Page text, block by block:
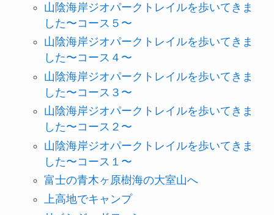
山陰海岸ジオパークトレイルを歩いてきま
した〜コース５〜
山陰海岸ジオパークトレイルを歩いてきま
した〜コース４〜
山陰海岸ジオパークトレイルを歩いてきま
した〜コース３〜
山陰海岸ジオパークトレイルを歩いてきま
した〜コース２〜
山陰海岸ジオパークトレイルを歩いてきま
した〜コース１〜
富士の青木ヶ原樹海の大室山へ
上高地でキャンプ